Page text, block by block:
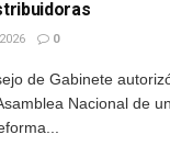
0
de Gabinete
Nacional de un